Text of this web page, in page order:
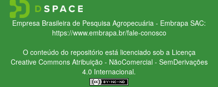
Empresa Brasileira de Pesquisa Agropecuária - Embrapa SAC:
https://www.embrapa.br/fale-conosco
O conteúdo do repositório está licenciado sob a Licença
Creative CommonsAtribuição - NãoComercial - SemDerivações
4.0 Internacional.